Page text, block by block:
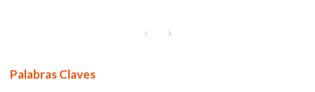
Palabras Claves